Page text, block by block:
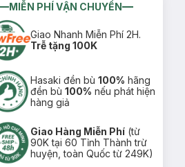
MIỄN PHÍ VẬN CHUYỂN
Giao Nhanh Miễn Phí 2H.
Trễ tặng 100K
Hasaki đền bù100% hãng
đền bù100% nếu phát hiện
hàng giả
Giao Hàng Miễn Phí (từ
90K tại 60 Tỉnh Thành trừ
huyện, toàn Quốc từ 249K)